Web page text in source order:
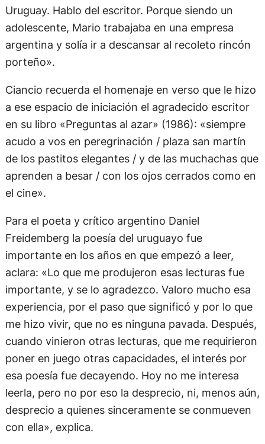
Uruguay. Hablo del escritor. Porque siendo un
adolescente, Mario trabajaba en una empresa
argentina y solía ir a descansar al recoleto rincón
porteño».
Ciancio recuerda el homenaje en verso que le hizo
a ese espacio de iniciación el agradecido escritor
en su libro «Preguntas al azar» (1986): «siempre
acudo a vos en peregrinación / plaza san martín
de los pastitos elegantes / y de las muchachas que
aprenden a besar / con los ojos cerrados como en
el cine».
Para el poeta y crítico argentino Daniel
Freidemberg la poesía del uruguayo fue
importante en los años en que empezó a leer,
aclara: «Lo que me produjeron esas lecturas fue
importante, y se lo agradezco. Valoro mucho esa
experiencia, por el paso que significó y por lo que
me hizo vivir, que no es ninguna pavada. Después,
cuando vinieron otras lecturas, que me requirieron
poner en juego otras capacidades, el interés por
esa poesía fue decayendo. Hoy no me interesa
leerla, pero no por eso la desprecio, ni, menos aún,
desprecio a quienes sinceramente se conmueven
con ella», explica.